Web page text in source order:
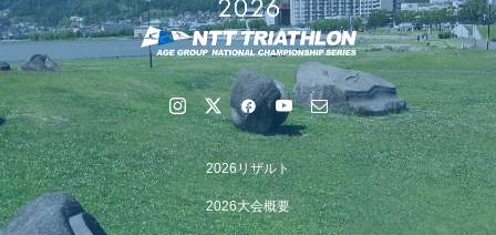
2026リザルト
2026大会概要